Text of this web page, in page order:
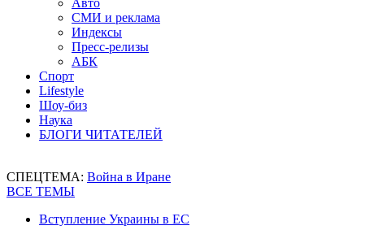
Авто
СМИ и реклама
Индексы
Пресс-релизы
АБК
Спорт
Lifestyle
Шоу-биз
Наука
БЛОГИ ЧИТАТЕЛЕЙ
СПЕЦТЕМА: Война в Иране
ВСЕ ТЕМЫ
Вступление Украины в ЕС